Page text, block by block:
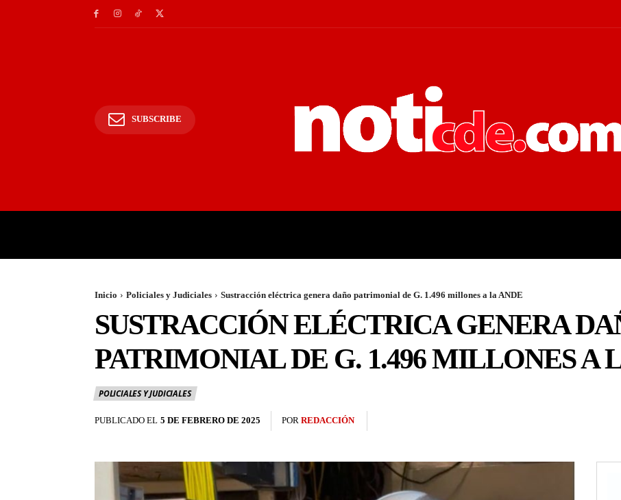
SUBSCRIBE
Inicio Policiales y Judiciales Sustracción eléctrica genera daño patrimonial de G. 1.496 millones a la ANDE
SUSTRACCIÓN ELÉCTRICA GENERA
PATRIMONIAL DE G. 1.496 MILLONES A
POLICIALES Y JUDICIALES
PUBLICADO EL 5 DE FEBRERO DE 2025 POR REDACCIÓN